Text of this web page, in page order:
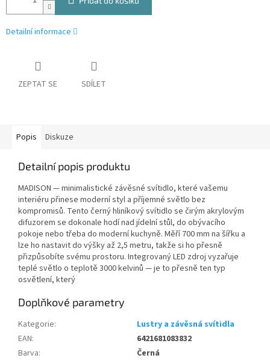
Detailní informace
ZEPTAT SE SDÍLET
Popis Diskuze
Detailní popis produktu
MADISON — minimalistické závěsné svítidlo, které vašemu
interiéru přinese moderní styl a příjemné světlo bez
kompromisů. Tento černý hliníkový svítidlo se čirým akrylovým
difuzorem se dokonale hodí nad jídelní stůl, do obývacího
pokoje nebo třeba do moderní kuchyně. Měří 700 mm na šířku a
lze ho nastavit do výšky až 2,5 metru, takže si ho přesně
přizpůsobíte svému prostoru. Integrovaný LED zdroj vyzařuje
teplé světlo o teplotě 3000 kelvinů — je to přesně ten typ
osvětlení, který
Doplňkové parametry
Kategorie:
Lustry a závěsná svítidla
EAN:
6421681083832
Barva:
Černá